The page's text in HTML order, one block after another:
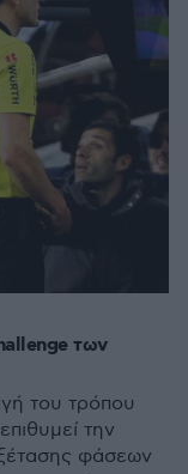
των
του τρόπου
την
φάσεων